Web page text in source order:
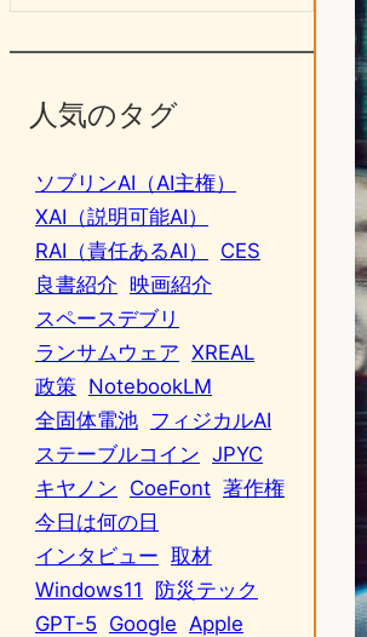
人気のタグ
ソブリンAI（AI主権）
XAI（説明可能AI）
RAI（責任あるAI）
CES
良書紹介 映画紹介
スペースデブリ
ランサムウェア XREAL
政策 NotebookLM
全固体電池 フィジカルAI
ステーブルコイン JPYC
キヤノン CoeFont 著作権
今日は何の日
インタビュー 取材
Windows11
防災テック
GPT-5 Google Apple